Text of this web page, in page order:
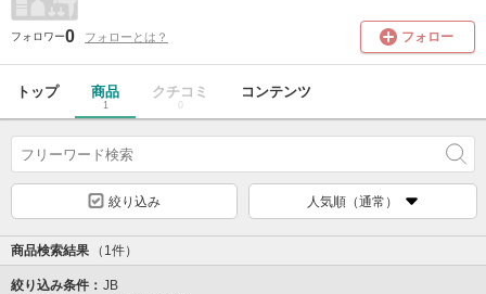
フォロワー0 フォローとは？ フォロー
トップ 商品
1
クチコミ
0
コンテンツ
絞り込み 人気順（通常）
商品検索結果 （1件）
絞り込み条件： JB